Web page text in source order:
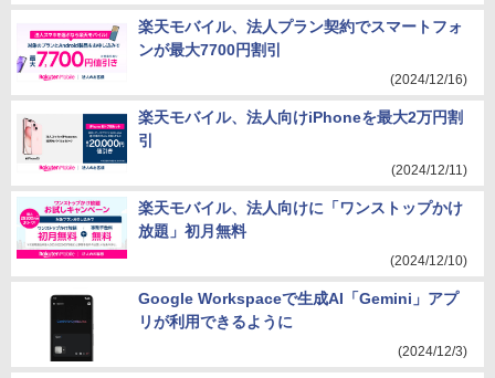
楽天モバイル、法人プラン契約でスマートフォ
ンが最大7700円割引
(2024/12/16)
楽天モバイル、法人向けiPhoneを最大2万円割
引
(2024/12/11)
楽天モバイル、法人向けに「ワンストップかけ
放題」初月無料
(2024/12/10)
Google Workspaceで生成AI「Gemini」アプ
リが利用できるように
(2024/12/3)